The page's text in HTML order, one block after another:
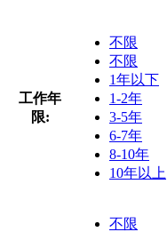
工作年
限:
不限
不限
1年以下
1-2年
3-5年
6-7年
8-10年
10年以上
不限